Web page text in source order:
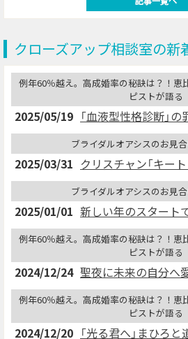
クローズアップ相談室の新
2025/05/19 「血液型性格診断」の
例年60％越え。高成婚率の秘訣は？！恵
ピストが語る
2025/03/31 クリスチャン「キー
ブライダルオアシスのお見
2025/01/01 新しい年のスタート
ブライダルオアシスのお見
2024/12/24 聖夜に未来の自分へ
例年60％越え。高成婚率の秘訣は？！恵
ピストが語る
2024/12/20 「光る君へ」まひろ
例年60％越え。高成婚率の秘訣は？！恵
ピストが語る